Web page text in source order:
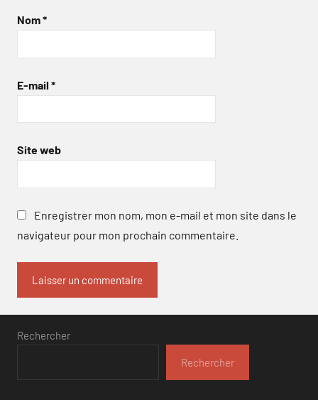
Nom*
E-mail *
Site web
Enregistrer mon nom, mon e-mail et mon site dans le
navigateur pour mon prochain commentaire.
Rechercher
Rechercher